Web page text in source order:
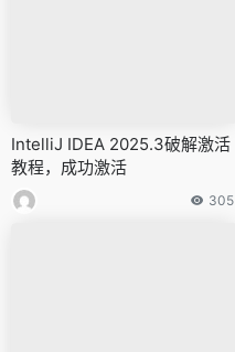
IntelliJ IDEA 2025.3破解激活
教程，成功激活
305